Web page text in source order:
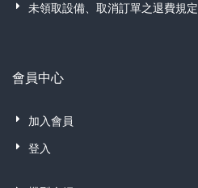
未領取設備、取消訂單之退費規定
會員中心
加入會員
登入